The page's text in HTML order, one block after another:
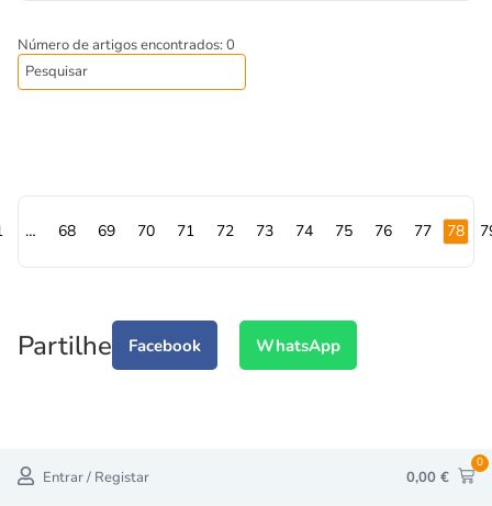
Número de artigos encontrados: 0
… 68 69 70 71 72 73 74 75 76 77 78
Partilhe Facebook WhatsApp
Entrar / Registar 0,00 €
0